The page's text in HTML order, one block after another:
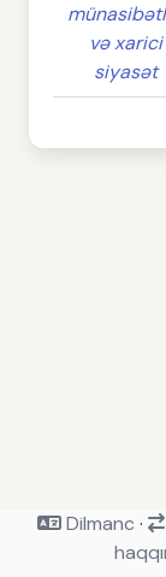
və xarici
siyasət
Dilmanc ·